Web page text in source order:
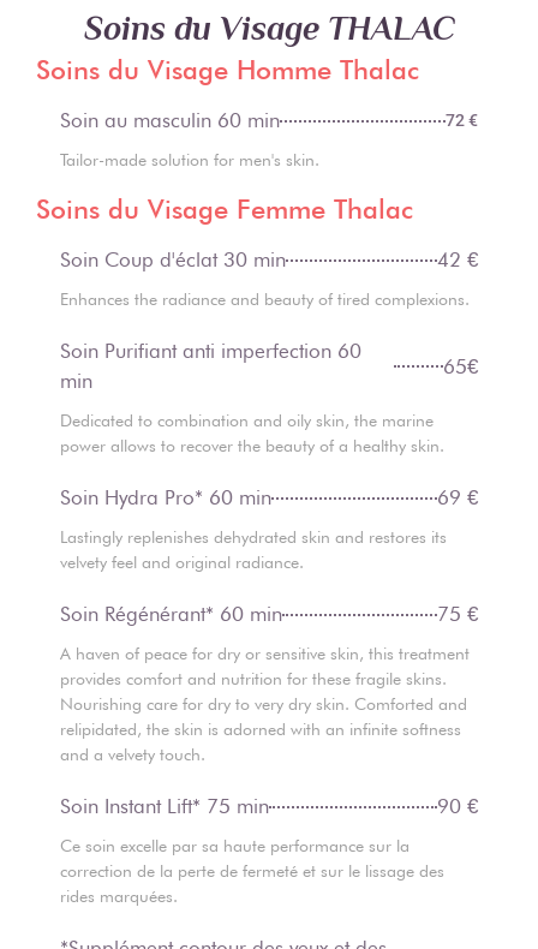
Soins du Visage THALAC
Soins du Visage Homme Thalac
Soin au masculin 60 min 72 €
Tailor-made solution for men's skin.
Soins du Visage Femme Thalac
Soin Coup d'éclat 30 min 42 €
Enhances the radiance and beauty of tired complexions.
Soin Purifiant anti imperfection 60
min
65€
Dedicated to combination and oily skin, the marine
power allows to recover the beauty of a healthy skin.
Soin Hydra Pro* 60 min 69 €
Lastingly replenishes dehydrated skin and restores its
velvety feel and original radiance.
Soin Régénérant* 60 min 75 €
A haven of peace for dry or sensitive skin, this treatment
provides comfort and nutrition for these fragile skins.
Nourishing care for dry to very dry skin. Comforted and
relipidated, the skin is adorned with an infinite softness
and a velvety touch.
Soin Instant Lift* 75 min 90 €
Ce soin excelle par sa haute performance sur la
correction de la perte de fermeté et sur le lissage des
rides marquées.